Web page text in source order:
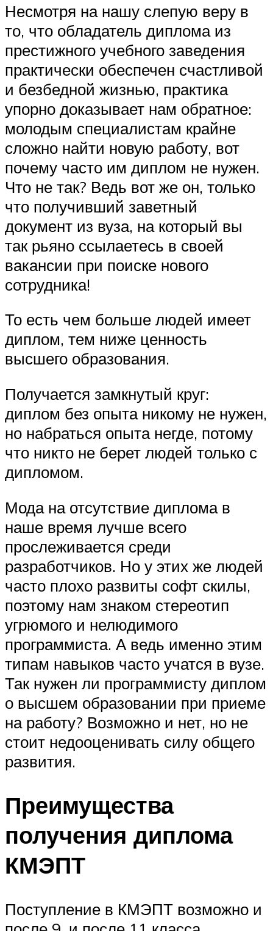
Несмотря на нашу слепую веру в
то, что обладатель диплома из
престижного учебного заведения
практически обеспечен счастливой
и безбедной жизнью, практика
упорно доказывает нам обратное:
молодым специалистам крайне
сложно найти новую работу, вот
почему часто им диплом не нужен.
Что не так? Ведь вот же он, только
что получивший заветный
документ из вуза, на который вы
так рьяно ссылаетесь в своей
вакансии при поиске нового
сотрудника!
То есть чем больше людей имеет
диплом, тем ниже ценность
высшего образования.
Получается замкнутый круг:
диплом без опыта никому не нужен,
но набраться опыта негде, потому
что никто не берет людей только с
дипломом.
Мода на отсутствие диплома в
наше время лучше всего
прослеживается среди
разработчиков. Но у этих же людей
часто плохо развиты софт скилы,
поэтому нам знаком стереотип
угрюмого и нелюдимого
программиста. А ведь именно этим
типам навыков часто учатся в вузе.
Так нужен ли программисту диплом
о высшем образовании при приеме
на работу? Возможно и нет, но не
стоит недооценивать силу общего
развития.
Преимущества
получения диплома
КМЭПТ
Поступление в КМЭПТ возможно и